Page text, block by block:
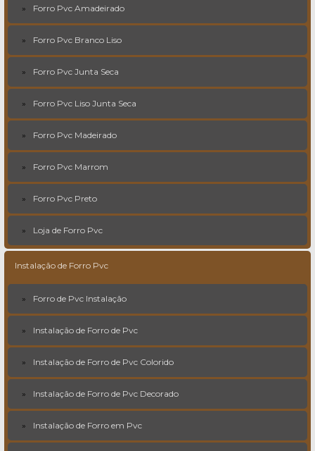
Forro Pvc Amadeirado
Forro Pvc Branco Liso
Forro Pvc Junta Seca
Forro Pvc Liso Junta Seca
Forro Pvc Madeirado
Forro Pvc Marrom
Forro Pvc Preto
Loja de Forro Pvc
Instalação de Forro Pvc
Forro de Pvc Instalação
Instalação de Forro de Pvc
Instalação de Forro de Pvc Colorido
Instalação de Forro de Pvc Decorado
Instalação de Forro em Pvc